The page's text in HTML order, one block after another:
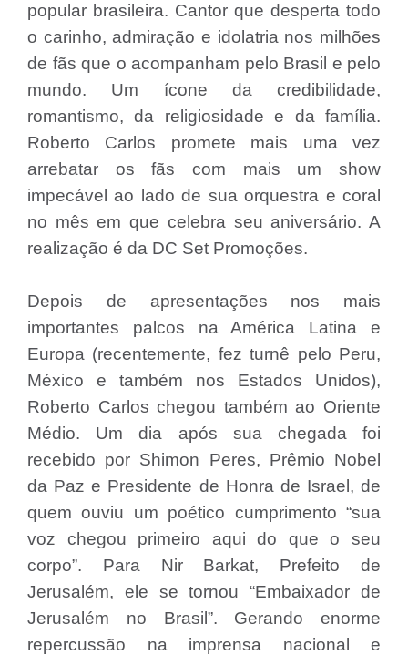
popular brasileira. Cantor que desperta todo
o carinho, admiração e idolatria nos milhões
de fãs que o acompanham pelo Brasil e pelo
mundo. Um ícone da credibilidade,
romantismo, da religiosidade e da família.
Roberto Carlos promete mais uma vez
arrebatar os fãs com mais um show
impecável ao lado de sua orquestra e coral
no mês em que celebra seu aniversário. A
realização é da DC Set Promoções.
Depois de apresentações nos mais
importantes palcos na América Latina e
Europa (recentemente, fez turnê pelo Peru,
México e também nos Estados Unidos),
Roberto Carlos chegou também ao Oriente
Médio. Um dia após sua chegada foi
recebido por Shimon Peres, Prêmio Nobel
da Paz e Presidente de Honra de Israel, de
quem ouviu um poético cumprimento “sua
voz chegou primeiro aqui do que o seu
corpo”. Para Nir Barkat, Prefeito de
Jerusalém, ele se tornou “Embaixador de
Jerusalém no Brasil”. Gerando enorme
repercussão na imprensa nacional e